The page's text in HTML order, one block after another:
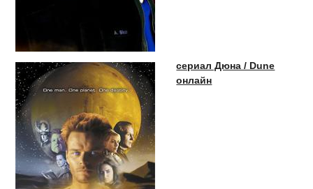
сериал Дюна / Dune
онлайн